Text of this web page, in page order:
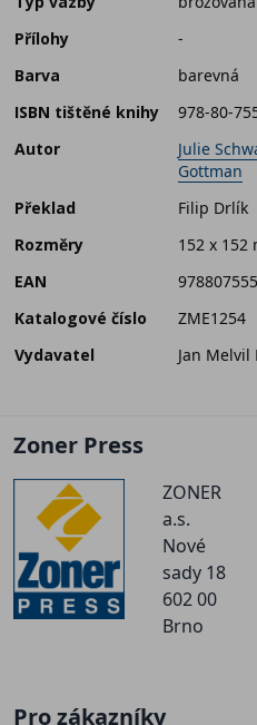
Přílohy
-
Barva
barevná
ISBN tištěné knihy
978-80-
Autor
Julie
Gottman
Překlad
Filip Drlík
Rozměry
152 x 152
EAN
Katalogové číslo
ZME1254
Vydavatel
Jan
Zoner Press
ZONER
a.s.
Nové
sady 18
602 00
Brno
Pro zákazníky